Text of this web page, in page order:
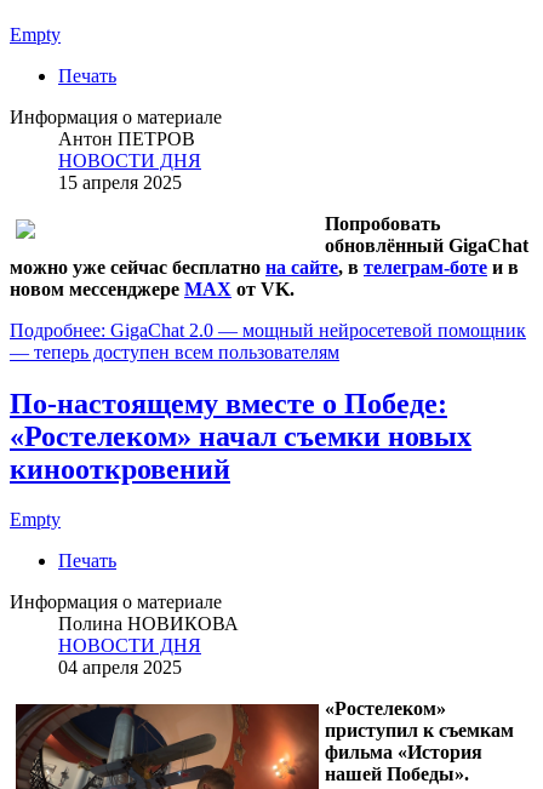
Empty
Печать
Информация о материале
Антон ПЕТРОВ
НОВОСТИ ДНЯ
15 апреля 2025
Попробовать
обновлённый GigaChat
можно уже сейчас бесплатно на сайте, в телеграм-боте и в
новом мессенджере MAX от VK.
Подробнее: GigaChat 2.0 — мощный нейросетевой помощник
— теперь доступен всем пользователям
По-настоящему вместе о Победе:
«Ростелеком» начал съемки новых
кинооткровений
Empty
Печать
Информация о материале
Полина НОВИКОВА
НОВОСТИ ДНЯ
04 апреля 2025
«Ростелеком»
приступил к съемкам
фильма «История
нашей Победы».